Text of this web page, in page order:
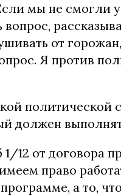
мы не смогли
от
Я против
должен
12 от договора
право
а то,